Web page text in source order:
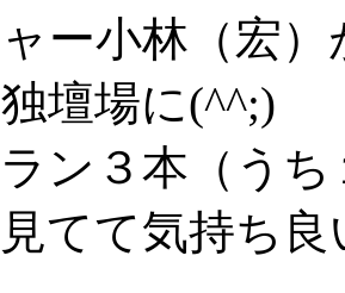
ー小林（宏
壇場に(^^;)
ン３本（う
てて気持ち